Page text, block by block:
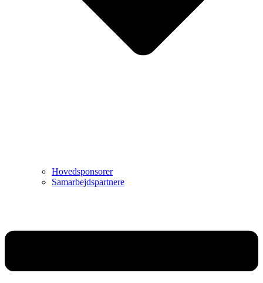
Hovedsponsorer
Samarbejdspartnere